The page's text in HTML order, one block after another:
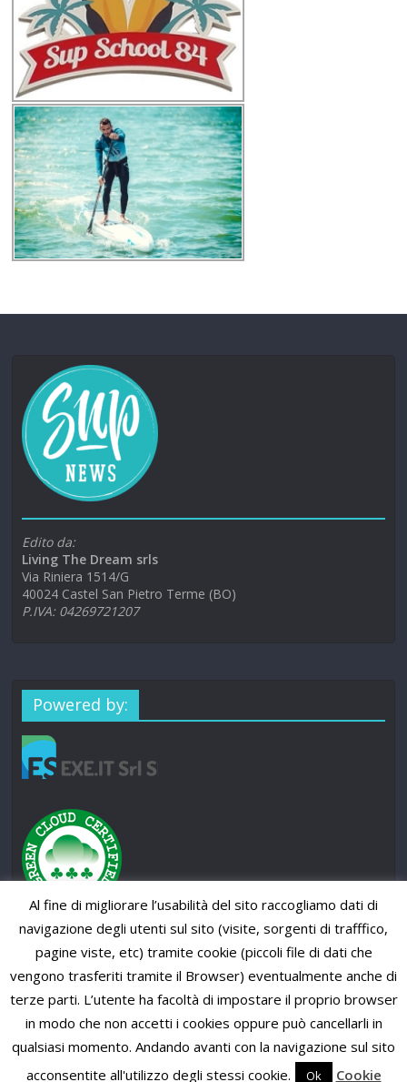
Edito da:
Living The Dream srls
Via Riniera 1514/G
40024 Castel San Pietro Terme (BO)
P.IVA: 04269721207
Powered by:
Copyright © 2026SUP News Magazine. All rights reserved.
Theme: ColorMag Pro byThemeGrill. Powered byWordPress
Al fine di migliorare l’usabilità del sito raccogliamo dati di
navigazione degli utenti sul sito (visite, sorgenti di trafffico,
pagine viste, etc) tramite cookie (piccoli file di dati che
vengono trasferiti tramite il Browser) eventualmente anche di
terze parti. L’utente ha facoltà di impostare il proprio browser
in modo che non accetti i cookies oppure può cancellarli in
qualsiasi momento. Andando avanti con la navigazione sul sito
acconsentite all'utilizzo degli stessi cookie.
Ok Cookie